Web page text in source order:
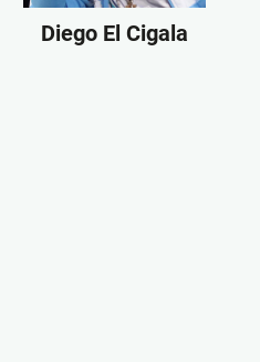
Diego El Cigala